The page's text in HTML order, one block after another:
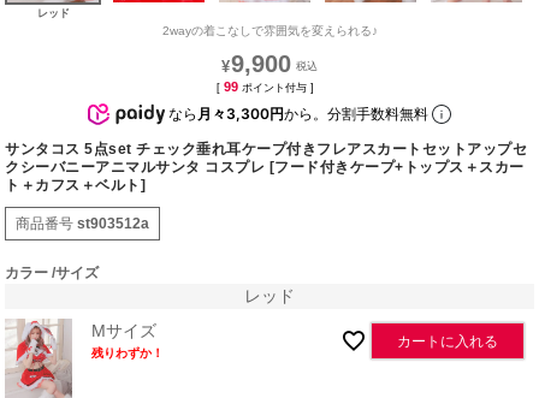
レッド
2wayの着こなしで雰囲気を変えられる♪
¥9,900
[ 99 ポイント付与 ]
なら 月々3,300円から。分割手数料無料
サンタコス 5点set チェック垂れ耳ケープ付きフレアスカートセットアップセ
クシーバニーアニマルサンタ コスプレ [フード付きケープ+トップス＋スカー
ト＋カフス＋ベルト]
商品番号 st903512a
カラー サイズ
レッド
Mサイズ
残りわずか！
カートに入れる